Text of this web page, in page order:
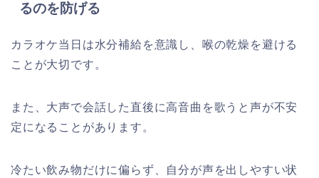
るのを防げる
カラオケ当日は水分補給を意識し、喉の乾燥を避ける
ことが大切です。
また、大声で会話した直後に高音曲を歌うと声が不安
定になることがあります。
冷たい飲み物だけに偏らず、自分が声を出しやすい状